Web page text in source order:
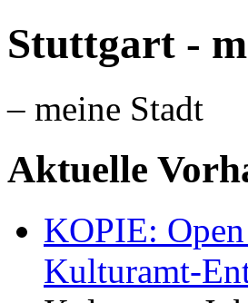
Stuttgart -
– meine Stadt
Aktuelle
KOPIE:
Kulturamt-